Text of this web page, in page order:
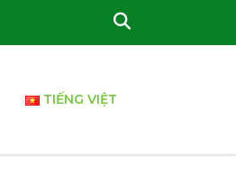
TIẾNG VIỆT